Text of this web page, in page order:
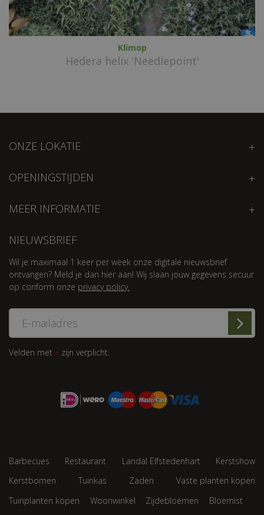
Klimop
Hedera helix 'Needlepoint'
ONZE LOKATIE
OPENINGSTIJDEN
MEER INFORMATIE
NIEUWSBRIEF
Wil je maximaal 1 keer per week onze digitale nieuwsbrief
ontvangen? Meld je dan hier aan! Wij slaan jouw gegevens secuur
op conform onze privacy policy.
Velden met * zijn verplicht.
Barbecues Restaurant Landal Elfstedenhart
Kerstshow
Kerstbomen
Tuinkas Zaden
Vaste planten kopen
Tuinplanten kopen
Woonwinkel Zijdebloemen Bloemist